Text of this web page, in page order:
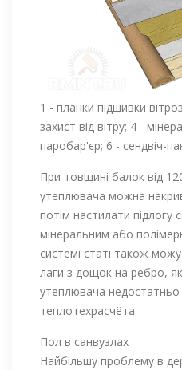
1 - планки підшивки
захист від вітру; 4 -
паробар'єр; 6 - сендвіч-
При товщині балок від
утеплювача можна
потім настилати підлогу
мінеральним або
системі статі також
лаги з дощок на ребро,
утеплювача недостатньо
теплотехрасчёта.
Пол в санвузлах
Найбільшу проблему в